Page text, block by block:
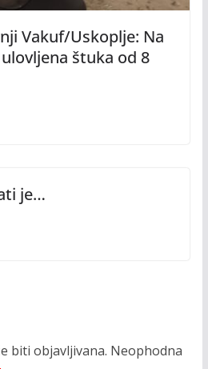
Vakuf/Uskoplje: Na
štuka od 8
je…
biti objavljivana. Neophodna